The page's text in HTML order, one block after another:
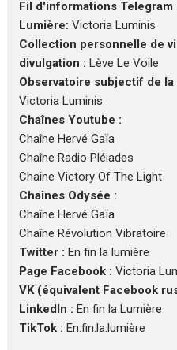
Fil d'informations
Lumière: Victoria Luminis
Collection personnelle de
divulgation : Lève Le Voile
Observatoire subjectif de
Victoria Luminis
Chaînes Youtube :
Chaîne Hervé Gaïa
Chaîne Radio Pléiades
Chaîne Victory Of The Light
Chaînes Odysée :
Chaîne Hervé Gaïa
Chaîne Révolution Vibratoire
Twitter : En fin la lumière
Page Facebook : Victoria
VK (équivalent Facebook
LinkedIn : En fin la Lumière
TikTok : En.fin.la.lumière